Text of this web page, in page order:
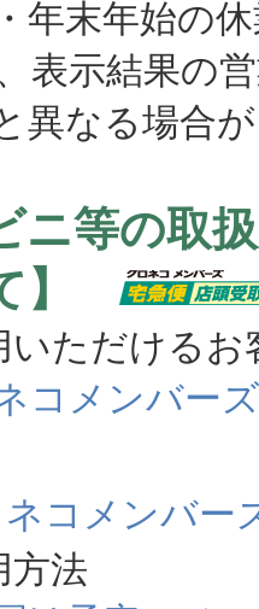
年末年始の
表示結果の
なる場合が
ニ等の取
】
ただけるお
コメンバーズ
コメンバー
法